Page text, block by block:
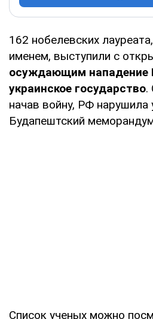
162 нобелевских
именем, выступили с
осуждающим нападение
украинское государство.
начав войну, РФ
Будапештский
Список ученых можно